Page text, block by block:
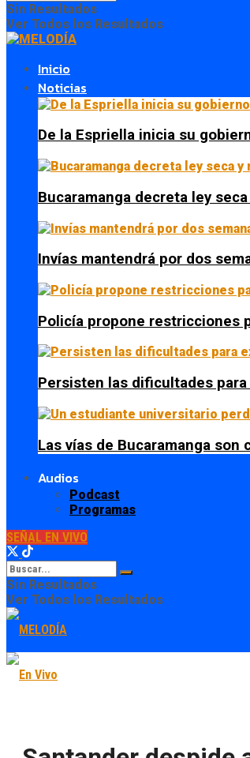
Sin Resultados
Ver Todos los Resultados
Inicio
Noticias
De la Espriella inicia su
Bucaramanga decreta ley
Invías mantendrá por dos
Policía propone restricciones
Persisten las dificultades
Las vías de Bucaramanga
Audios
Podcast
Programas
SEÑAL EN VIVO
Sin Resultados
Ver Todos los Resultados